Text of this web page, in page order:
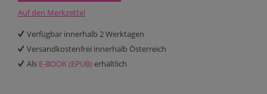
Auf den Merkzettel
Verfügbar innerhalb 2 Werktagen
Versandkostenfrei innerhalb Österreich
Als E-BOOK (EPUB) erhältlich